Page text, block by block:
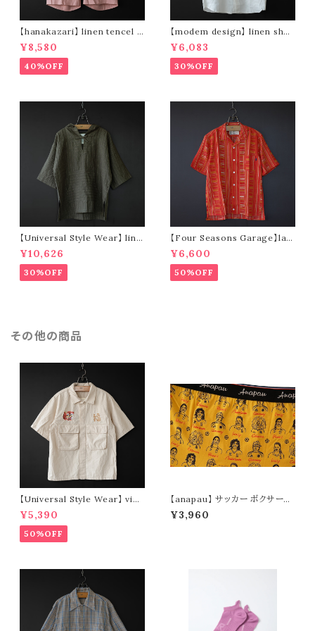
【hanakazari】 linen tencel s
hort pants (pink)
¥8,580
40%OFF
【modem design】 linen shor
t sleeve shirt (white)
¥6,083
30%OFF
【Universal Style Wear】 line
n mexican parka (olive)
¥10,626
30%OFF
【Four Seasons Garage】lad
der stripe open collar s/s s
hirt (orange)
¥6,600
50%OFF
その他の商品
【Universal Style Wear】 viet
-fatigue s/s shirt (off whit
e)
¥5,390
50%OFF
【anapau】 サッカー ボクサーパ
ンツ P-2209
¥3,960